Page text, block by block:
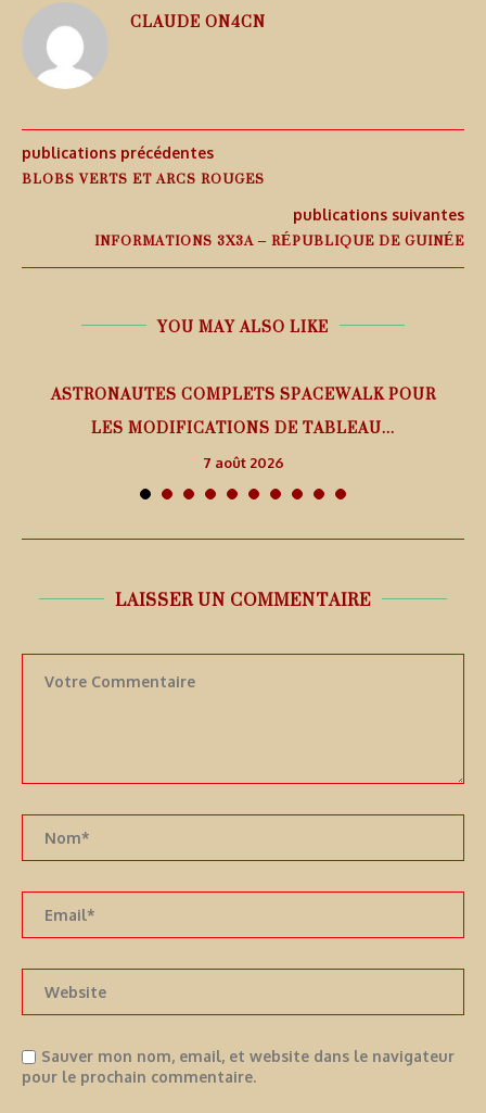
CLAUDE ON4CN
publications précédentes
BLOBS VERTS ET ARCS ROUGES
publications suivantes
INFORMATIONS 3X3A – RÉPUBLIQUE DE GUINÉE
YOU MAY ALSO LIKE
ASTRONAUTES COMPLETS SPACEWALK POUR
LES MODIFICATIONS DE TABLEAU...
7 août 2026
LAISSER UN COMMENTAIRE
Sauver mon nom, email, et website dans le navigateur
pour le prochain commentaire.